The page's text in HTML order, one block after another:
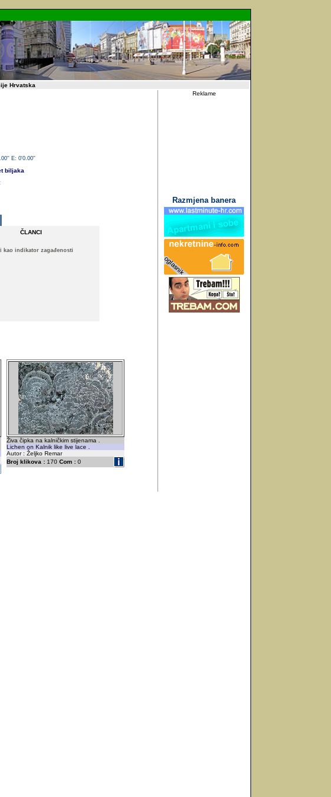
Hrvatska
E: 0'0.00''
biljaka
ČLANCI
kao indikator zagađenosti
Živa čipka na kalničkim stijenama .
Lichen on Kalnik like live lace .
Autor : Željko Remar
Broj klikova : 170 Com : 0
Reklame
Razmjena banera